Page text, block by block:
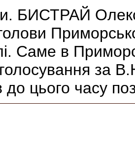
БИСТРАЙ
Саме в
за
до цього часу